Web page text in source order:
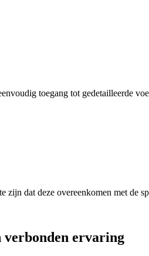
toegang tot gedetailleerde
zijn dat deze overeenkomen met de
verbonden ervaring